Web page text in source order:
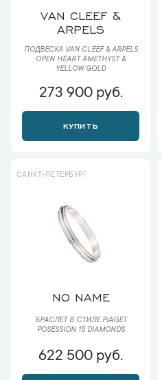
VAN CLEEF &
ARPELS
ПОДВЕСКА VAN CLEEF & ARPELS
OPEN HEART AMETHYST &
YELLOW GOLD
273 900 руб.
КУПИТЬ
САНКТ-ПЕТЕРБУРГ
NO NAME
БРАСЛЕТ В СТИЛЕ PIAGET
POSESSION 15 DIAMONDS
622 500 руб.